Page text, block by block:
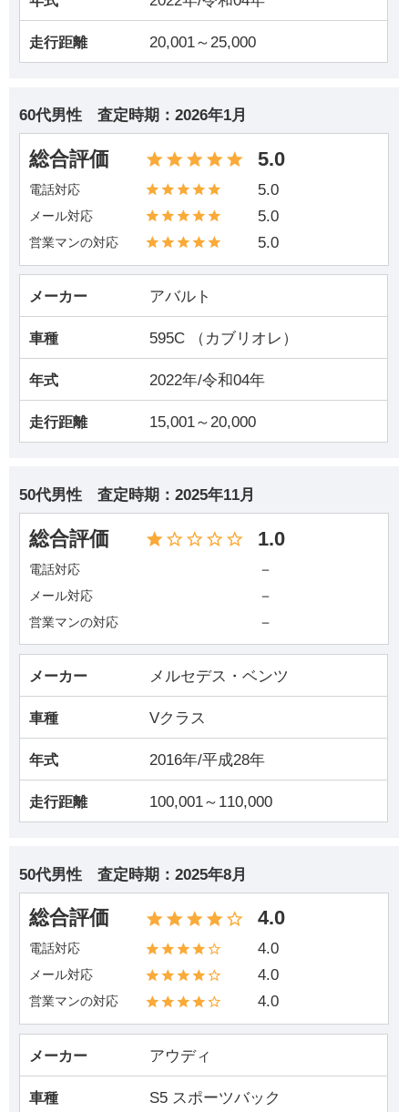
走行距離 20,001～25,000
60代男性 査定時期： 2026年1月
総合評価 5.0
電話対応 5.0
メール対応 5.0
営業マンの対応 5.0
メーカー アバルト
車種 595C （カブリオレ）
年式 2022年/令和04年
走行距離 15,001～20,000
50代男性 査定時期： 2025年11月
総合評価 1.0
電話対応 －
メール対応 －
営業マンの対応 －
メーカー メルセデス・ベンツ
車種 Vクラス
年式 2016年/平成28年
走行距離 100,001～110,000
50代男性 査定時期： 2025年8月
総合評価 4.0
電話対応 4.0
メール対応 4.0
営業マンの対応 4.0
メーカー アウディ
車種 S5 スポーツバック